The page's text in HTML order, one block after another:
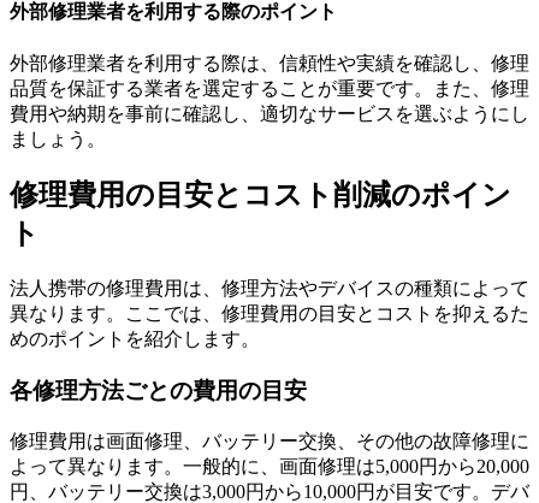
外部修理業者を利用する際のポイント
外部修理業者を利用する際は、信頼性や実績を確認し、修理
品質を保証する業者を選定することが重要です。また、修理
費用や納期を事前に確認し、適切なサービスを選ぶようにし
ましょう。
修理費用の目安とコスト削減のポイン
ト
法人携帯の修理費用は、修理方法やデバイスの種類によって
異なります。ここでは、修理費用の目安とコストを抑えるた
めのポイントを紹介します。
各修理方法ごとの費用の目安
修理費用は画面修理、バッテリー交換、その他の故障修理に
よって異なります。一般的に、画面修理は5,000円から20,000
円、バッテリー交換は3,000円から10,000円が目安です。デバ